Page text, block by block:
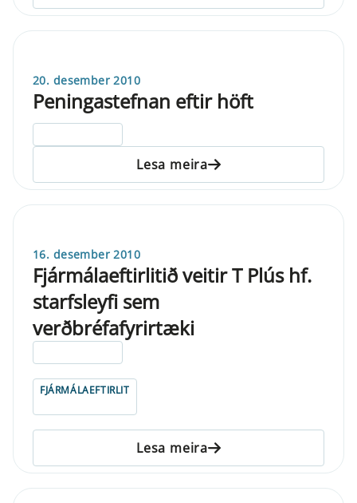
20. desember 2010
Peningastefnan eftir höft
Lesa meira
16. desember 2010
Fjármálaeftirlitið veitir T Plús hf.
starfsleyfi sem
verðbréfafyrirtæki
FJÁRMÁLAEFTIRLIT
Lesa meira